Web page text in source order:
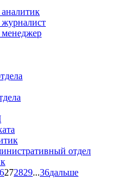
отдел
272829...36дальше